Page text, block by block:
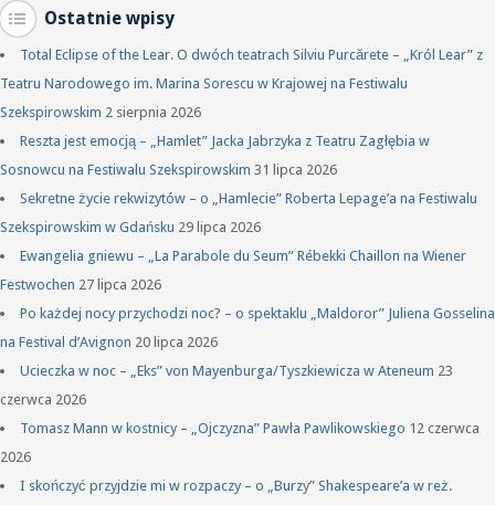
Ostatnie wpisy
Total Eclipse of the Lear. O dwóch teatrach Silviu Purcărete – „Król Lear” z
Teatru Narodowego im. Marina Sorescu w Krajowej na Festiwalu
Szekspirowskim 2 sierpnia 2026
Reszta jest emocją – „Hamlet” Jacka Jabrzyka z Teatru Zagłębia w
Sosnowcu na Festiwalu Szekspirowskim 31 lipca 2026
Sekretne życie rekwizytów – o „Hamlecie” Roberta Lepage’a na Festiwalu
Szekspirowskim w Gdańsku 29 lipca 2026
Ewangelia gniewu – „La Parabole du Seum” Rébekki Chaillon na Wiener
Festwochen 27 lipca 2026
Po każdej nocy przychodzi noc? – o spektaklu „Maldoror” Juliena Gosselina
na Festival d’Avignon 20 lipca 2026
Ucieczka w noc – „Eks” von Mayenburga/Tyszkiewicza w Ateneum 23
czerwca 2026
Tomasz Mann w kostnicy – „Ojczyzna” Pawła Pawlikowskiego 12 czerwca
2026
I skończyć przyjdzie mi w rozpaczy – o „Burzy” Shakespeare’a w reż.